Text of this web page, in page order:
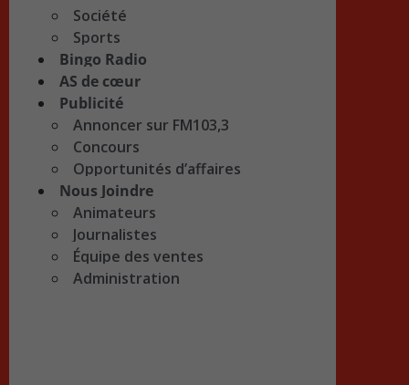
Société
Sports
Bingo Radio
AS de cœur
Publicité
Annoncer sur FM103,3
Concours
Opportunités d’affaires
Nous Joindre
Animateurs
Journalistes
Équipe des ventes
Administration